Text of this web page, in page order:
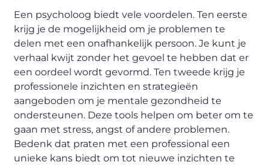
Een psycholoog biedt vele voordelen. Ten eerste
krijg je de mogelijkheid om je problemen te
delen met een onafhankelijk persoon. Je kunt je
verhaal kwijt zonder het gevoel te hebben dat er
een oordeel wordt gevormd. Ten tweede krijg je
professionele inzichten en strategieën
aangeboden om je mentale gezondheid te
ondersteunen. Deze tools helpen om beter om te
gaan met stress, angst of andere problemen.
Bedenk dat praten met een professional een
unieke kans biedt om tot nieuwe inzichten te